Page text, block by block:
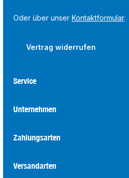
Oder über unserKontaktformular.
Vertrag widerrufen
Service
Unternehmen
Zahlungsarten
Versandarten